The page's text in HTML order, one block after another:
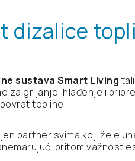
dizalice
sustava Smart Living
za grijanje, hlađenje i
topline.
partner svima koji žele
pritom važnost